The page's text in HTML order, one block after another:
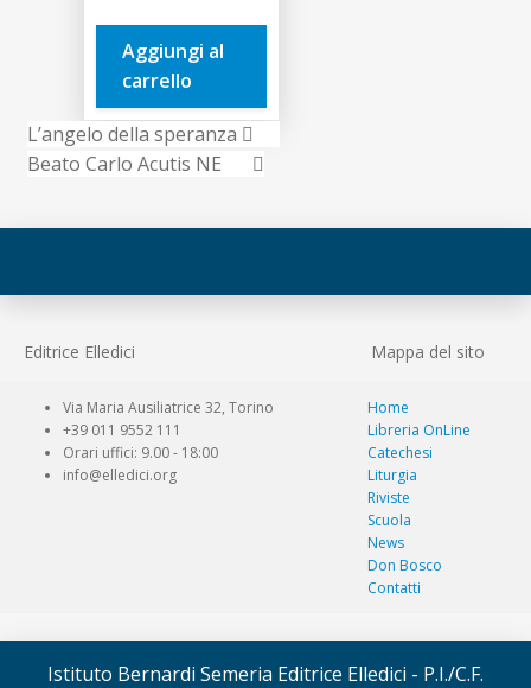
era:
8,00€.
è:
Aggiungi al
carrello
L’angelo della speranza
Beato Carlo Acutis NE
Editrice Elledici Mappa del sito
Via Maria Ausiliatrice 32, Torino
+39 011 9552 111
Orari uffici: 9.00 - 18:00
info@elledici.org
Home
Libreria OnLine
Catechesi
Liturgia
Riviste
Scuola
News
Don Bosco
Contatti
Istituto Bernardi Semeria Editrice Elledici - P.I./C.F.